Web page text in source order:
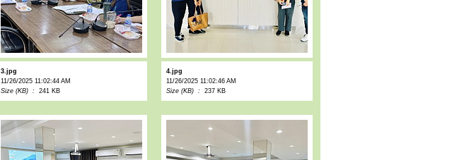
3.jpg
11/26/2025 11:02:44 AM
Size (KB) : 241 KB
4.jpg
11/26/2025 11:02:46 AM
Size (KB) : 237 KB